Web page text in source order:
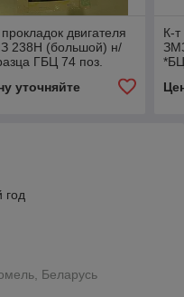
прокладок двигателя
238Н (большой) н/
ГБЦ 74 поз.
уточняйте
К-т
год
Беларусь